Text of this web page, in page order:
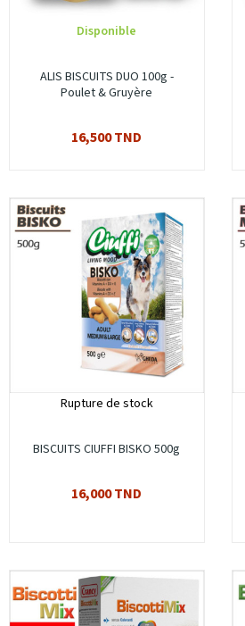
Disponible
ALIS BISCUITS DUO 100g -
Poulet & Gruyère
16,500 TND
Rupture de stock
BISCUITS CIUFFI BISKO 500g
16,000 TND